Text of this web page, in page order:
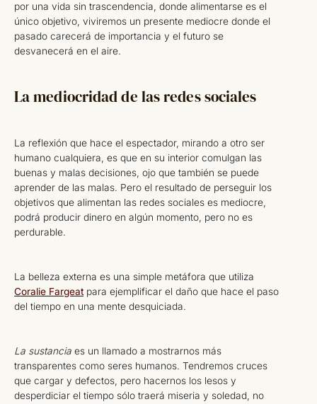
por una vida sin trascendencia, donde alimentarse es el
único objetivo, viviremos un presente mediocre donde el
pasado carecerá de importancia y el futuro se
desvanecerá en el aire.
La mediocridad de las redes sociales
La reflexión que hace el espectador, mirando a otro ser
humano cualquiera, es que en su interior comulgan las
buenas y malas decisiones, ojo que también se puede
aprender de las malas. Pero el resultado de perseguir los
objetivos que alimentan las redes sociales es mediocre,
podrá producir dinero en algún momento, pero no es
perdurable.
La belleza externa es una simple metáfora que utiliza
Coralie Fargeat para ejemplificar el daño que hace el paso
del tiempo en una mente desquiciada.
La sustancia es un llamado a mostrarnos más
transparentes como seres humanos. Tendremos cruces
que cargar y defectos, pero hacernos los lesos y
desperdiciar el tiempo sólo traerá miseria y soledad, no